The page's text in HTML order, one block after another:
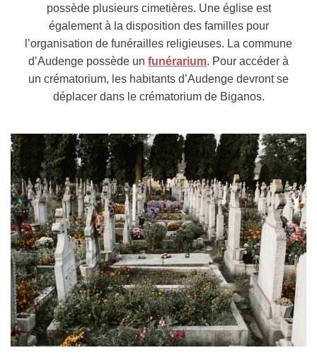
possède plusieurs cimetières. Une église est
également à la disposition des familles pour
l’organisation de funérailles religieuses. La commune
d’Audenge possède un funérarium. Pour accéder à
un crématorium, les habitants d’Audenge devront se
déplacer dans le crématorium de Biganos.